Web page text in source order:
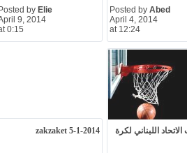
Posted by Elie
9, 2014
0:15
Posted by Abed
April 4, 2014
at 12:24
zakzaket 5-1-2014 اللبناني لكرة